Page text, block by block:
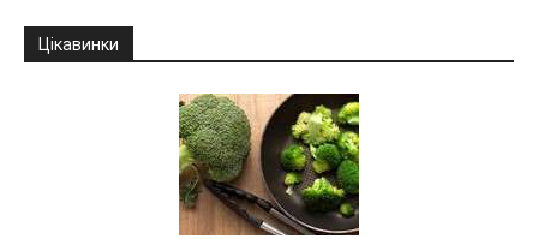
Цікавинки